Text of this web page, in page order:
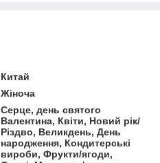
Китай
Жіноча
Серце, день святого
Валентина, Квіти, Новий рік/
Різдво, Великдень, День
народження, Кондитерські
вироби, Фрукти/ягоди,